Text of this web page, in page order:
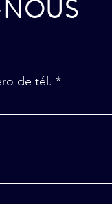
de tél.